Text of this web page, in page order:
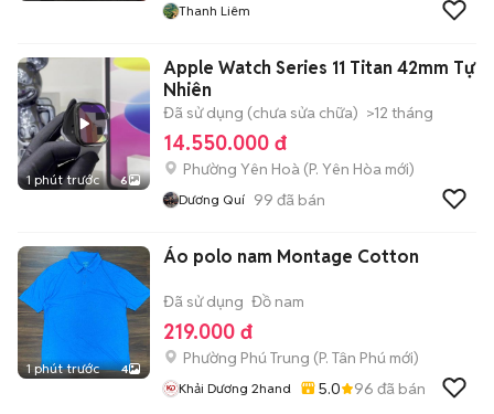
Thanh Liêm
1 phút trước 6
Apple Watch Series 11 Titan 42mm Tự
Nhiên
Đã sử dụng (chưa sửa chữa) >12 tháng
14.550.000 đ
Phường Yên Hoà (P. Yên Hòa mới)
Dương Quí 99 đã bán
1 phút trước 4
Áo polo nam Montage Cotton
Đã sử dụng Đồ nam
219.000 đ
Phường Phú Trung (P. Tân Phú mới)
Khải Dương 2hand 5.0 96 đã bán